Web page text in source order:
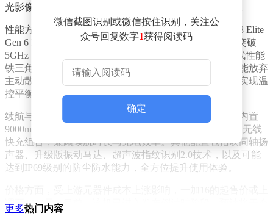
光影像系统，进一步强化人像拍摄的层次感与氛围渲染。
性能方面，一加16预计将搭载高通下一代旗舰平台骁龙8 Elite
Gen 6 Pro。这款芯片基于2nm制程工艺，CPU主频有望突破
5GHz，并配备LPDDR6内存与UFS 4.1闪存，形成新一代性能
铁三角。值得关注的是，尽管性能大幅提升，但一加可能放弃
主动散热风扇设计，转而通过优化机身结构与散热材料实现温
控平衡。
续航与充电也是一加16的升级重点。据透露，该机可能内置
9000mAh超大容量冰川电池，支持120W有线快充与50W无线
快充组合，兼顾续航时长与充电效率。其他配置包括双同轴扬
声器、升级版振动马达、超声波指纹识别2.0技术，以及可能
达到IP69级别的防尘防水能力，全方位提升使用体验。
调至4999元。目前，该机已进入发布倒计时阶段，预计将于今
微信截图识别或微信按住识别，关注公
众号回复数字1获得阅读码
确定
更多热门内容